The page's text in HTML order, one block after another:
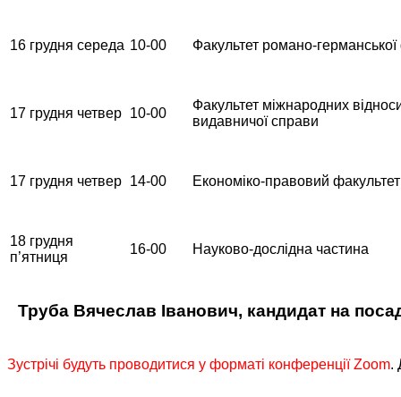
16 грудня середа 10-00 Факультет романо-германської
17 грудня четвер 10-00
Факультет міжнародних
видавничої справи
17 грудня четвер 14-00 Економіко-правовий
18 грудня
п’ятниця
16-00 Науково-дослідна частина
Труба Вячеслав Іванович, кандидат на
Зустрічі будуть проводитися у форматі конференції Zoom.